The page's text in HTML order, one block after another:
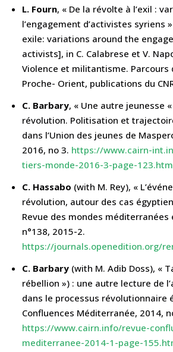
L. Fourn, « De la révolte à l’exil :
l’engagement d’activistes syriens
exile: variations around the
activists], in C. Calabrese et V.
Violence et militantisme. Parcours
Proche- Orient, publications du
C. Barbary, « Une autre jeunesse
révolution. Politisation et
dans l’Union des jeunes de
2016, no 3. https://www.cairn-
tiers-monde-2016-3-page-123.htm
C. Hassabo (with M. Rey), «
révolution, autour des cas
Revue des mondes méditerranées
n°138, 2015-2.
https://journals.openedition.org/
C. Barbary (with M. Adib Doss), «
rébellion ») : une autre lecture de
dans le processus révolutionnaire
Confluences Méditerranée, 2014,
https://www.cairn.info/revue-
mediterranee-2014-1-page-